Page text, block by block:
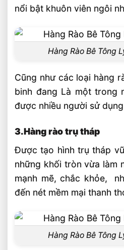
nổi bật khuôn viên ngôi
Hàng Rào Bê Tông
Cũng như các loại hàng
binh đang Là một trong
được nhiều người sử
3.Hàng rào trụ tháp
Được tạo hình trụ tháp
những khối tròn vừa làm
mạnh mẽ, chắc khỏe,
đến nét mềm mại thanh
Hàng Rào Bê Tông